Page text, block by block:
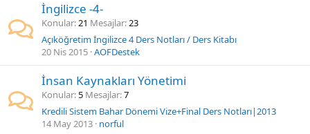
İngilizce -4-
Konular 21 Mesajlar 23
Açıköğretim İngilizce 4 Ders Notları / Ders Kitabı
20 Nis 2015 AOFDestek
İnsan Kaynakları Yönetimi
Konular 5 Mesajlar 7
Kredili Sistem Bahar Dönemi Vize+Final Ders Notları|2013
14 May 2013 norful